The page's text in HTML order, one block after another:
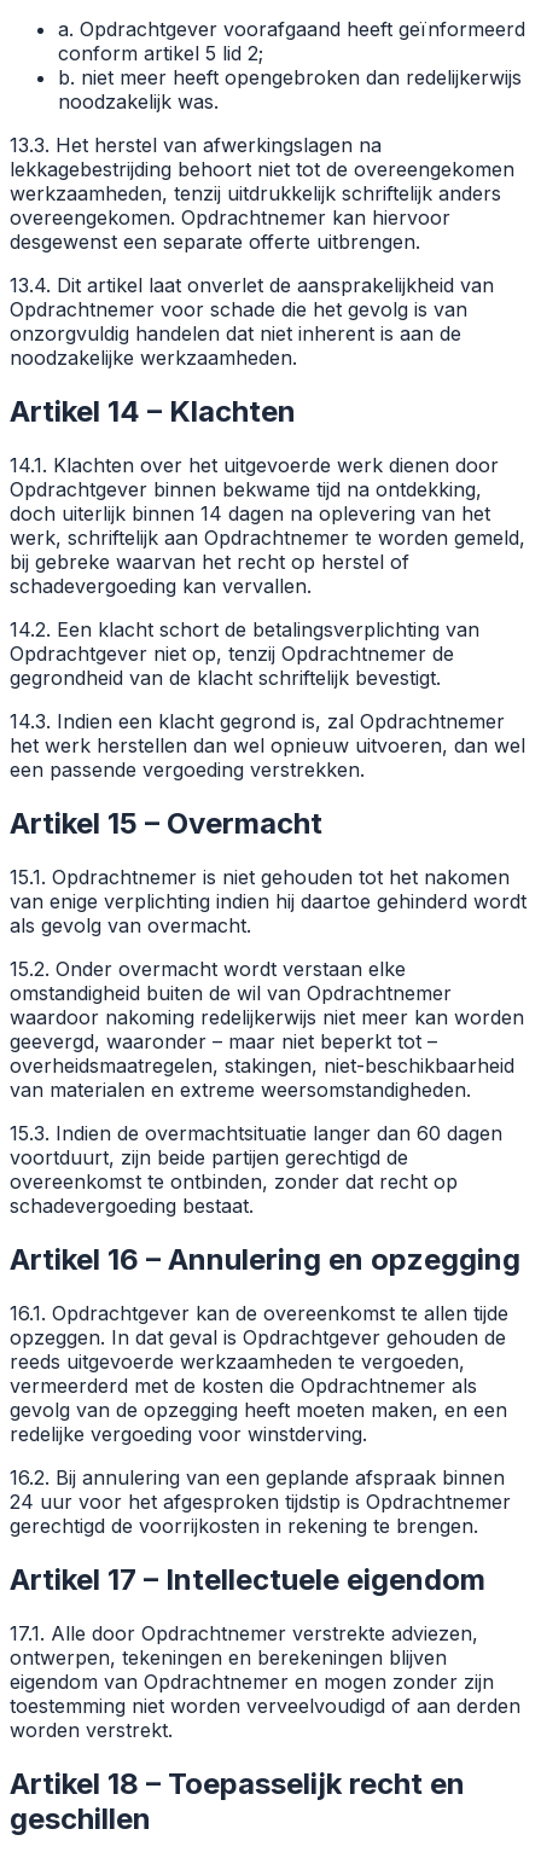
a. Opdrachtgever voorafgaand heeft geïnformeerd
conform artikel 5 lid 2;
b. niet meer heeft opengebroken dan redelijkerwijs
noodzakelijk was.
13.3. Het herstel van afwerkingslagen na
lekkagebestrijding behoort niet tot de overeengekomen
werkzaamheden, tenzij uitdrukkelijk schriftelijk anders
overeengekomen. Opdrachtnemer kan hiervoor
desgewenst een separate offerte uitbrengen.
13.4. Dit artikel laat onverlet de aansprakelijkheid van
Opdrachtnemer voor schade die het gevolg is van
onzorgvuldig handelen dat niet inherent is aan de
noodzakelijke werkzaamheden.
Artikel 14 – Klachten
14.1. Klachten over het uitgevoerde werk dienen door
Opdrachtgever binnen bekwame tijd na ontdekking,
doch uiterlijk binnen 14 dagen na oplevering van het
werk, schriftelijk aan Opdrachtnemer te worden gemeld,
bij gebreke waarvan het recht op herstel of
schadevergoeding kan vervallen.
14.2. Een klacht schort de betalingsverplichting van
Opdrachtgever niet op, tenzij Opdrachtnemer de
gegrondheid van de klacht schriftelijk bevestigt.
14.3. Indien een klacht gegrond is, zal Opdrachtnemer
het werk herstellen dan wel opnieuw uitvoeren, dan wel
een passende vergoeding verstrekken.
Artikel 15 – Overmacht
15.1. Opdrachtnemer is niet gehouden tot het nakomen
van enige verplichting indien hij daartoe gehinderd wordt
als gevolg van overmacht.
15.2. Onder overmacht wordt verstaan elke
omstandigheid buiten de wil van Opdrachtnemer
waardoor nakoming redelijkerwijs niet meer kan worden
geevergd, waaronder – maar niet beperkt tot –
overheidsmaatregelen, stakingen, niet-beschikbaarheid
van materialen en extreme weersomstandigheden.
15.3. Indien de overmachtsituatie langer dan 60 dagen
voortduurt, zijn beide partijen gerechtigd de
overeenkomst te ontbinden, zonder dat recht op
schadevergoeding bestaat.
Artikel 16 – Annulering en opzegging
16.1. Opdrachtgever kan de overeenkomst te allen tijde
opzeggen. In dat geval is Opdrachtgever gehouden de
reeds uitgevoerde werkzaamheden te vergoeden,
vermeerderd met de kosten die Opdrachtnemer als
gevolg van de opzegging heeft moeten maken, en een
redelijke vergoeding voor winstderving.
16.2. Bij annulering van een geplande afspraak binnen
24 uur voor het afgesproken tijdstip is Opdrachtnemer
gerechtigd de voorrijkosten in rekening te brengen.
Artikel 17 – Intellectuele eigendom
17.1. Alle door Opdrachtnemer verstrekte adviezen,
ontwerpen, tekeningen en berekeningen blijven
eigendom van Opdrachtnemer en mogen zonder zijn
toestemming niet worden verveelvoudigd of aan derden
worden verstrekt.
Artikel 18 – Toepasselijk recht en
geschillen